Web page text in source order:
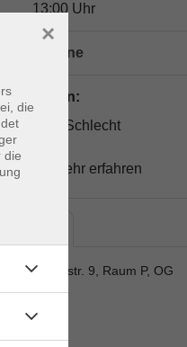
13:00 Uhr
18 Termine
Dozent*in:
Manfred Schlecht
hier mehr erfahren
vhs, Schulstr. 9, Raum P, OG
Schulstr. 9
die
die
×